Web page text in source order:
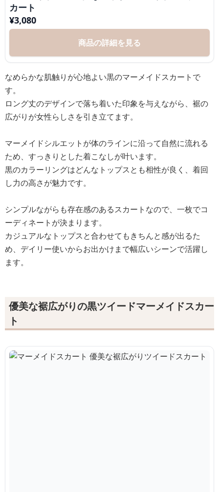
カート
¥3,080
商品の詳細を見る
なめらかな肌触りが心地よい黒のマーメイドスカートで
す。
ロング丈のデザインで落ち着いた印象を与えながら、裾の
広がりが女性らしさを引き立てます。
マーメイドシルエットが体のラインに沿って自然に流れる
ため、すっきりとした着こなしが叶います。
黒のカラーリングはどんなトップスとも相性が良く、着回
し力の高さが魅力です。
シンプルながらも存在感のあるスカートなので、一枚でコ
ーディネートが決まります。
カジュアルなトップスと合わせてもきちんと感が出るた
め、デイリー使いからお出かけまで幅広いシーンで活躍し
ます。
優美な裾広がりの黒ツイードマーメイドスカー
ト